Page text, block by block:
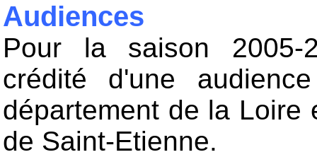
Audiences
Pour la saison 2005-
crédité d'une
département de la Loire
de Saint-Etienne.